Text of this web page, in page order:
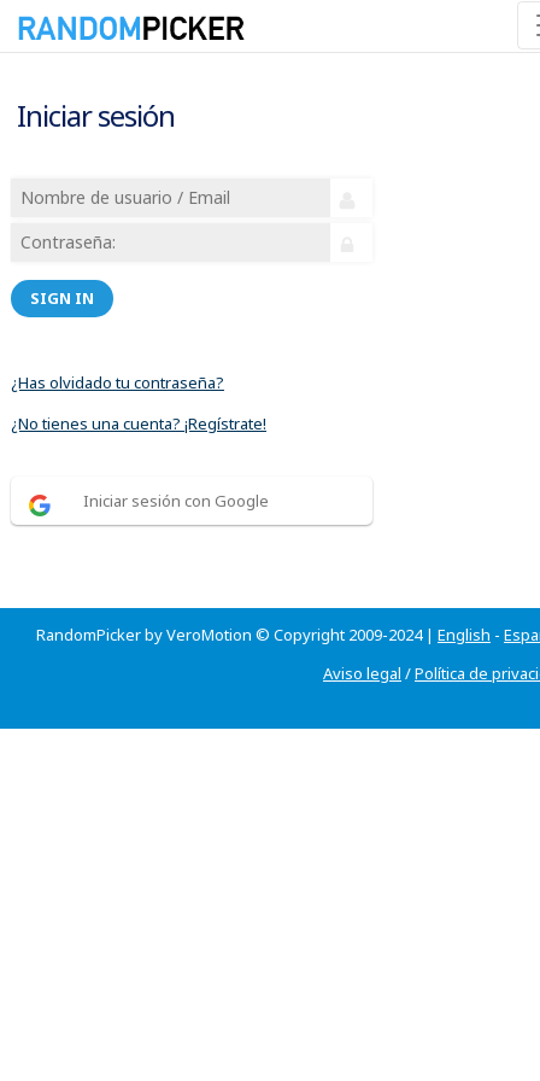
Iniciar sesión
SIGN IN
¿Has olvidado tu contraseña?
¿No tienes una cuenta? ¡Regístrate!
Iniciar sesión con Google
RandomPicker by VeroMotion © Copyright 2009-2024 | English -
Aviso legal /Política de